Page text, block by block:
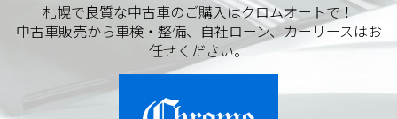
札幌で良質な中古車のご購入はクロムオートで！
中古車販売から車検・整備、自社ローン、カーリースはお
任せください。